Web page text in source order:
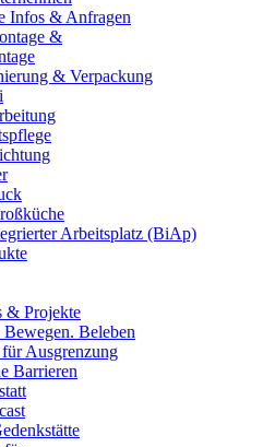
Infos & Anfragen
&
& Verpackung
Arbeitsplatz (BiAp)
& Projekte
Bewegen. Beleben
Ausgrenzung
Barrieren